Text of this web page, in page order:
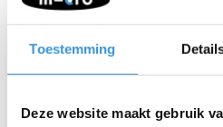
Toestemming
Deze website maakt gebruik
ontvetter. Plak daarna de nieuwe